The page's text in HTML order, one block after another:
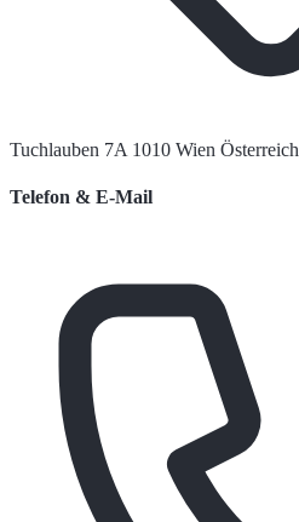
Tuchlauben 7A 1010 Wien Österreich
Telefon & E-Mail